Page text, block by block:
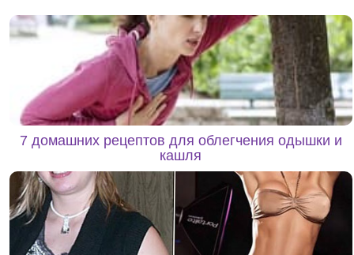
7 домашних рецептов для облегчения одышки и
кашля